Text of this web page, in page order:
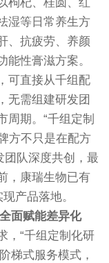
湿等日常养生方
、抗疲劳、养颜
能性膏滋方案。
可直接从千组配
无需组建研发团
周期。“千组定制
方不只是在配方
团队深度共创，最
，康瑞生物已有
产品落地。
面赋能差异化
，“千组定制化研
梯式服务模式，